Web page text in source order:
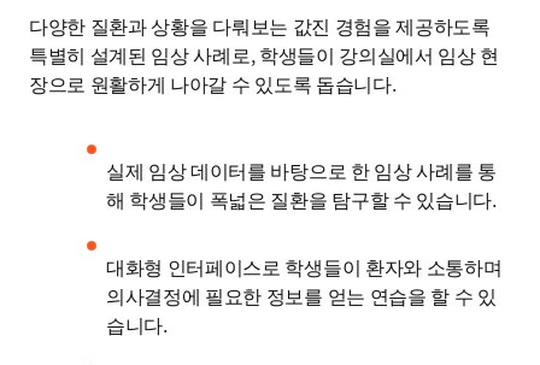
다양한 질환과 상황을 다뤄보는 값진 경험을 제공하도록
특별히 설계된 임상 사례로, 학생들이 강의실에서 임상 현
장으로 원활하게 나아갈 수 있도록 돕습니다.
실제 임상 데이터를 바탕으로 한 임상 사례를 통
해 학생들이 폭넓은 질환을 탐구할 수 있습니다.
대화형 인터페이스로 학생들이 환자와 소통하며
의사결정에 필요한 정보를 얻는 연습을 할 수 있
습니다.